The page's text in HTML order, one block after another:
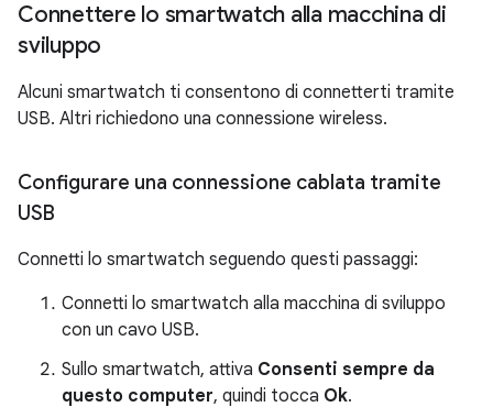
Connettere lo smartwatch alla macchina di
sviluppo
Alcuni smartwatch ti consentono di connetterti tramite
USB. Altri richiedono una connessione wireless.
Configurare una connessione cablata tramite
USB
Connetti lo smartwatch seguendo questi passaggi:
Connetti lo smartwatch alla macchina di sviluppo
con un cavo USB.
Sullo smartwatch, attiva Consenti sempre da
questo computer, quindi tocca Ok.